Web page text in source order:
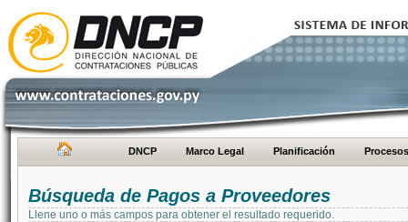
DNCP Marco Legal Planificación Procesos
Búsqueda de Pagos a Proveedores
Llene uno o más campos para obtener el resultado requerido.